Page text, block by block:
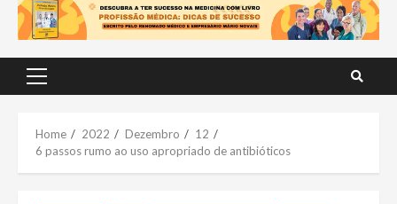
Primary
Home 2022 Dezembro
12
6 passos rumo ao uso apropriado de antibióticos